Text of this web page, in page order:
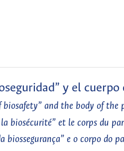
y el
biosafety” and the body of the
la biosécurité” et le corps du
biossegurança” e o corpo do